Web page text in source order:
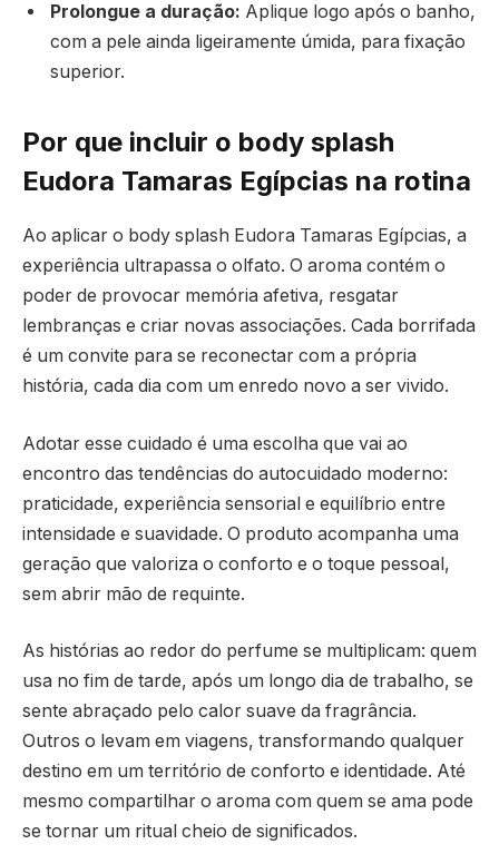
Prolongue a duração: Aplique logo após o banho,
com a pele ainda ligeiramente úmida, para fixação
superior.
Por que incluir o body splash
Eudora Tamaras Egípcias na rotina
Ao aplicar o body splash Eudora Tamaras Egípcias, a
experiência ultrapassa o olfato. O aroma contém o
poder de provocar memória afetiva, resgatar
lembranças e criar novas associações. Cada borrifada
é um convite para se reconectar com a própria
história, cada dia com um enredo novo a ser vivido.
Adotar esse cuidado é uma escolha que vai ao
encontro das tendências do autocuidado moderno:
praticidade, experiência sensorial e equilíbrio entre
intensidade e suavidade. O produto acompanha uma
geração que valoriza o conforto e o toque pessoal,
sem abrir mão de requinte.
As histórias ao redor do perfume se multiplicam: quem
usa no fim de tarde, após um longo dia de trabalho, se
sente abraçado pelo calor suave da fragrância.
Outros o levam em viagens, transformando qualquer
destino em um território de conforto e identidade. Até
mesmo compartilhar o aroma com quem se ama pode
se tornar um ritual cheio de significados.